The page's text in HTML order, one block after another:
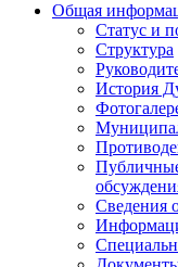
Общая
Статус и
Структура
История
Сведения